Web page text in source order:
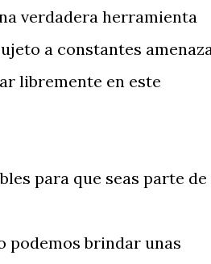
verdadera herramienta
a constantes
libremente en este
para que seas parte de
podemos brindar unas